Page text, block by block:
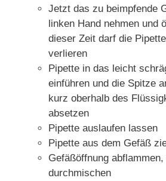
Jetzt das zu beimpfende
linken Hand nehmen und
dieser Zeit darf die
verlieren
Pipette in das leicht
einführen und die Spitze
kurz oberhalb des
absetzen
Pipette auslaufen lassen
Pipette aus dem Gefäß
Gefäßöffnung
durchmischen